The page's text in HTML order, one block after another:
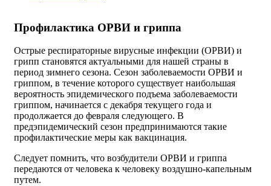
Профилактика ОРВИ и гриппа
Острые респираторные вирусные инфекции (ОРВИ) и
грипп становятся актуальными для нашей страны в
период зимнего сезона. Сезон заболеваемости ОРВИ и
гриппом, в течение которого существует наибольшая
вероятность эпидемического подъема заболеваемости
гриппом, начинается с декабря текущего года и
продолжается до февраля следующего. В
предэпидемический сезон предпринимаются такие
профилактические меры как вакцинация.
Следует помнить, что возбудители ОРВИ и гриппа
передаются от человека к человеку воздушно-капельным
путем.